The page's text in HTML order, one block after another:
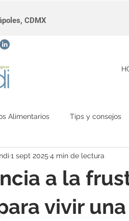
CDMX
Alimentarios Tips y consejos
a la
vivir
1 sept 2025 4 min de lectura